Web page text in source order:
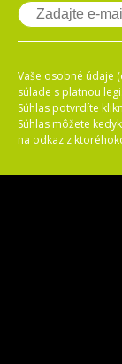
Vaše osobné údaje
súlade s platnou
Súhlas potvrdíte
Súhlas môžete
na odkaz z